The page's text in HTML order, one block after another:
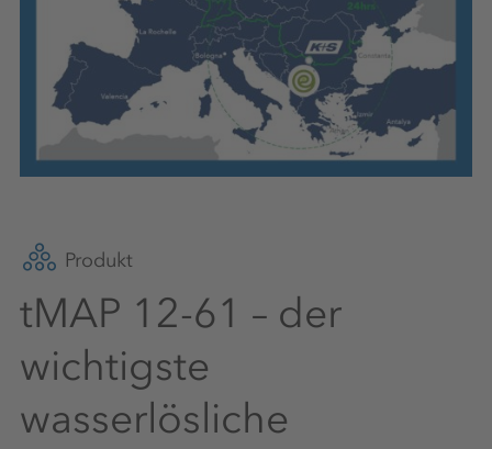
Produkt
tMAP 12-61 – der
wichtigste
wasserlösliche